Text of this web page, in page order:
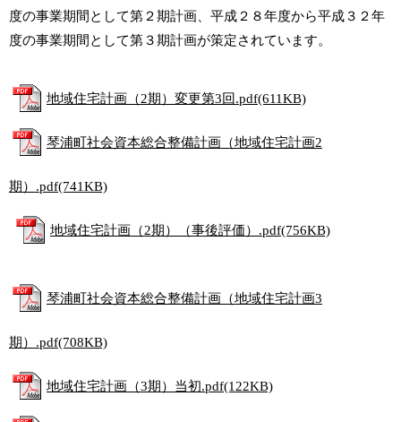
度の事業期間として第２期計画、平成２８年度から平成３２年
度の事業期間として第３期計画が策定されています。
地域住宅計画（2期）変更第3回.pdf(611KB)
琴浦町社会資本総合整備計画（地域住宅計画2
期）.pdf(741KB)
地域住宅計画（2期）（事後評価）.pdf(756KB)
琴浦町社会資本総合整備計画（地域住宅計画3
期）.pdf(708KB)
地域住宅計画（3期）当初.pdf(122KB)